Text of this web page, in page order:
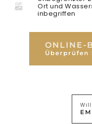
AUFLISTUNGEN
Ort und
inbegriffen
ONLINE-
Überprüfen